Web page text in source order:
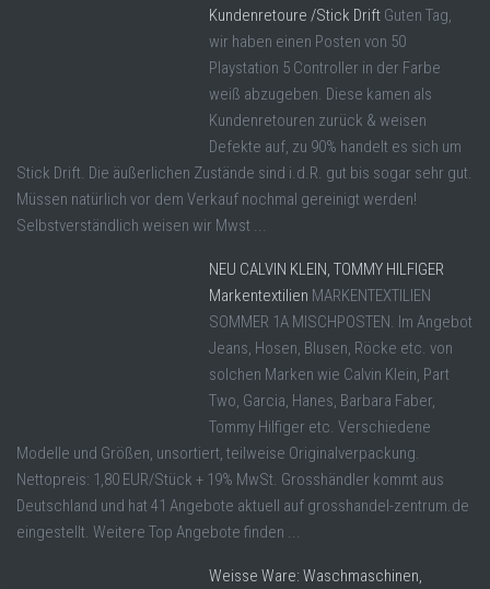
Kundenretoure /Stick Drift Guten Tag,
wir haben einen Posten von 50
Playstation 5 Controller in der Farbe
weiß abzugeben. Diese kamen als
Kundenretouren zurück & weisen
Defekte auf, zu 90% handelt es sich um
Stick Drift. Die äußerlichen Zustände sind i.d.R. gut bis sogar sehr gut.
Müssen natürlich vor dem Verkauf nochmal gereinigt werden!
Selbstverständlich weisen wir Mwst ...
NEU CALVIN KLEIN, TOMMY HILFIGER
Markentextilien MARKENTEXTILIEN
SOMMER 1A MISCHPOSTEN. Im Angebot
Jeans, Hosen, Blusen, Röcke etc. von
solchen Marken wie Calvin Klein, Part
Two, Garcia, Hanes, Barbara Faber,
Tommy Hilfiger etc. Verschiedene
Modelle und Größen, unsortiert, teilweise Originalverpackung.
Nettopreis: 1,80 EUR/Stück + 19% MwSt. Grosshändler kommt aus
Deutschland und hat 41 Angebote aktuell auf grosshandel-zentrum.de
eingestellt. Weitere Top Angebote finden ...
Weisse Ware: Waschmaschinen,